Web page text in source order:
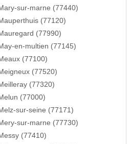
sur-marne (77440)
(77120)
(77990)
en-multien (77145)
(77100)
(77520)
(77320)
(77000)
sur-seine (77171)
sur-marne (77730)
(77410)